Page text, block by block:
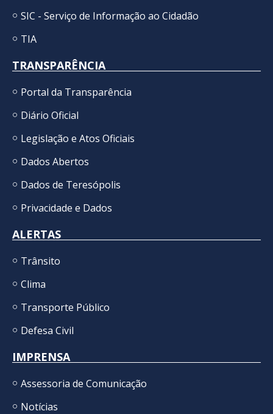
SIC - Serviço de Informação ao Cidadão
TIA
TRANSPARÊNCIA
Portal da Transparência
Diário Oficial
Legislação e Atos Oficiais
Dados Abertos
Dados de Teresópolis
Privacidade e Dados
ALERTAS
Trânsito
Clima
Transporte Público
Defesa Civil
IMPRENSA
Assessoria de Comunicação
Notícias